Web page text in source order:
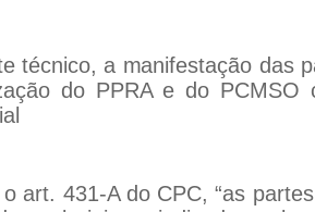
técnico, a manifestação das
do PPRA e do PCMSO
art. 431-A do CPC, “as